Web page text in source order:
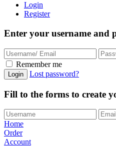
Login
Register
Enter your username and
Remember me
Login Lost password?
Fill to the forms to create
Home
Order
Account